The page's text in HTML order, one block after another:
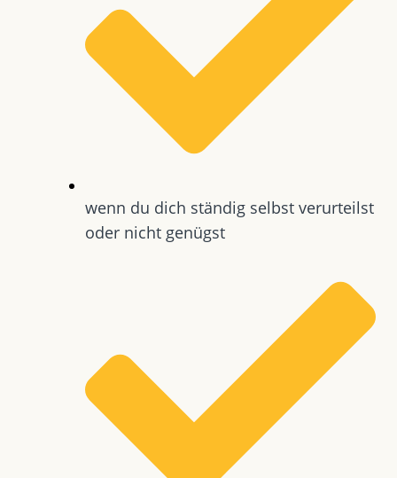
wenn du dich ständig selbst verurteilst
oder nicht genügst